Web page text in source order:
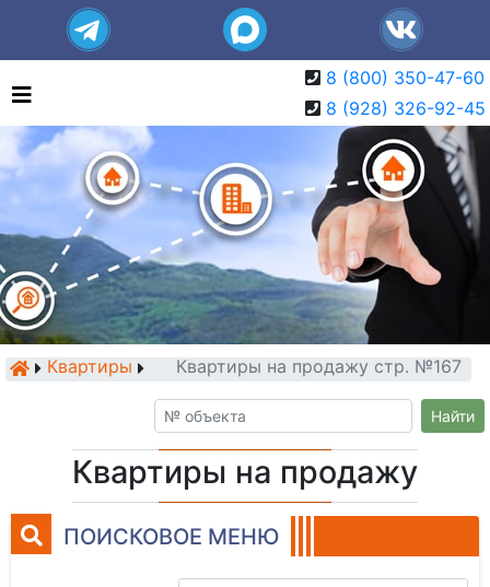
8 (800) 350-47-60
8 (928) 326-92-45
Квартиры Квартиры на продажу стр. №167
Найти
Квартиры на продажу
ПОИСКОВОЕ МЕНЮ